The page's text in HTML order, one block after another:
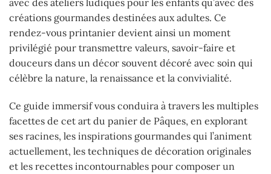
avec des ateliers ludiques pour les enfants qu’avec des
créations gourmandes destinées aux adultes. Ce
rendez-vous printanier devient ainsi un moment
privilégié pour transmettre valeurs, savoir-faire et
douceurs dans un décor souvent décoré avec soin qui
célèbre la nature, la renaissance et la convivialité.
Ce guide immersif vous conduira à travers les multiples
facettes de cet art du panier de Pâques, en explorant
ses racines, les inspirations gourmandes qui l’animent
actuellement, les techniques de décoration originales
et les recettes incontournables pour composer un